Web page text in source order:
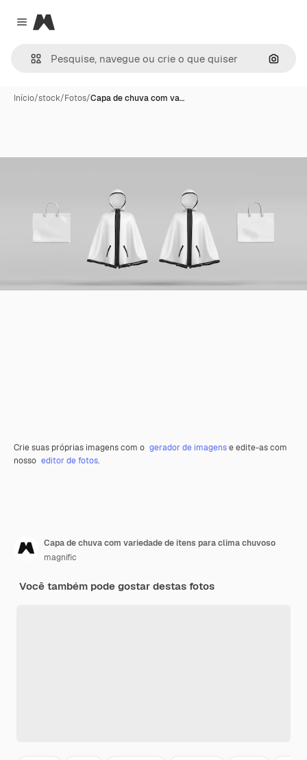
Close menu
Magnific
Início/stock/Fotos/Capa de chuva com va…
Crie suas próprias imagens com o gerador de imagense edite-as com
nosso editor de fotos.
Capa de chuva com variedade de itens para clima chuvoso
magnific
Você também pode gostar destas fotos